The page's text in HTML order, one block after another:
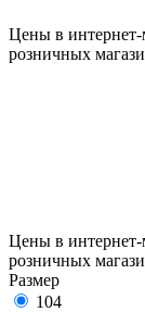
Цены в интернет-
розничных
Цены в интернет-
розничных
Размер
104